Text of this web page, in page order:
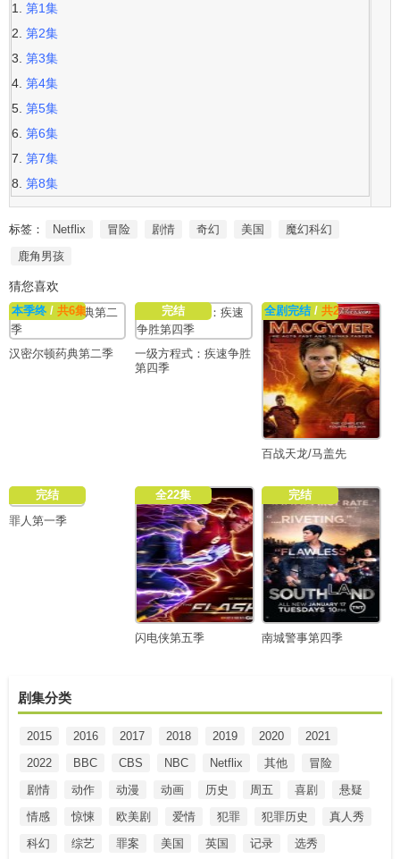
第1集
第2集
第3集
第4集
第5集
第6集
第7集
第8集
标签： Netflix 冒险 剧情 奇幻 美国
魔幻科幻
鹿角男孩
猜您喜欢
本季终 / 共6集
汉密尔顿药典第二季
完结
一级方程式：疾速争胜
第四季
全剧完结/ 共22集
百战天龙/马盖先
完结
罪人第一季
全22集
闪电侠第五季
完结
南城警事第四季
剧集分类
2015 2016 2017 2018 2019 2020
2021
2022
BBC CBS NBC Netflix 其他
冒险
剧情
动作 动漫 动画 历史 周五 喜剧
悬疑
情感
惊悚 欧美剧 爱情 犯罪 犯罪历史
真人秀
科幻
综艺 罪案 美国 英国 记录
选秀